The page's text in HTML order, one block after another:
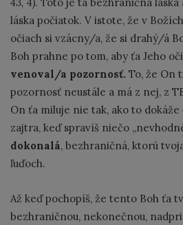
láska počiatok. V istote, že v
očiach si vzácny/a, že si drahý/á
Boh prahne po tom, aby ťa Jeho
venoval/a pozornosť. To, že On
pozornosť neustále a má z nej, z
On ťa miluje nie tak, ako to
zajtra, keď spravíš niečo
dokonalá, bezhraničná, ktorú
ľuďoch.
Až keď pochopíš, že tento Boh ťa
bezhraničnou, nekonečnou,